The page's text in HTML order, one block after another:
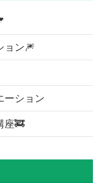
ョン🎆
ーション
座🚒